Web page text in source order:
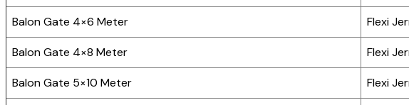
Balon Gate 4×6 Meter Flexi
Balon Gate 4×8 Meter Flexi
Balon Gate 5×10 Meter Flexi